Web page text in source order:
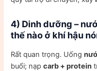
4) Dinh dưỡng –
thế nào ở khí hậu
Rất quan trọng. Uống
buổi; nạpcarb + protein